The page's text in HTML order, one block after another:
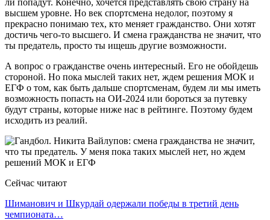
высшем уровне. Но век спортсмена недолог, поэтому я
прекрасно понимаю тех, кто меняет гражданство. Они хотят
достичь чего-то высшего. И смена гражданства не значит, что
ты предатель, просто ты ищешь другие возможности.
А вопрос о гражданстве очень интересный. Его не обойдешь
стороной. Но пока мыслей таких нет, ждем решения МОК и
ЕГФ о том, как быть дальше спортсменам, будем ли мы иметь
возможность попасть на ОИ-2024 или бороться за путевку
будут страны, которые ниже нас в рейтинге. Поэтому будем
исходить из реалий.
Сейчас читают
Шиманович и Шкурдай одержали победы в третий день
чемпионата…